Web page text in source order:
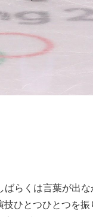
らくは言葉が出な
ひとつひとつを振